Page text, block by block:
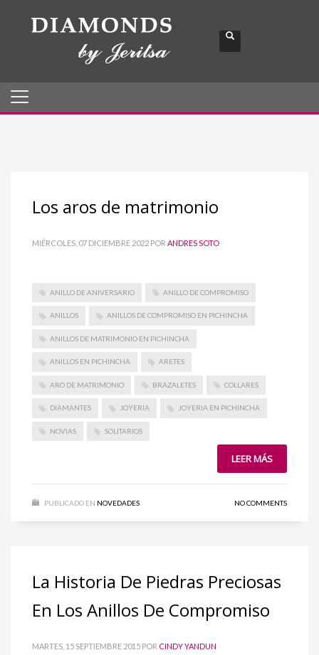
Los aros de matrimonio
MIÉRCOLES, 07 DICIEMBRE 2022 POR ANDRES SOTO
ANILLO DE ANIVERSARIO ANILLO DE COMPROMISO
ANILLOS ANILLOS DE COMPROMISO EN PICHINCHA
ANILLOS DE MATRIMONIO EN PICHINCHA
ANILLOS EN PICHINCHA ARETES
ARO DE MATRIMONIO BRAZALETES COLLARES
DIAMANTES JOYERIA JOYERIA EN PICHINCHA
NOVIAS SOLITARIOS
LEER MÁS
PUBLICADO EN NOVEDADES NO COMMENTS
La Historia De Piedras Preciosas
En Los Anillos De Compromiso
MARTES, 15 SEPTIEMBRE 2015 POR CINDY YANDUN